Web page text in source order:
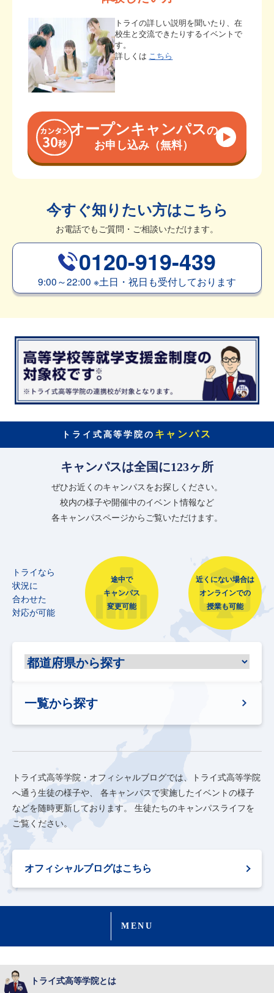
トライの詳しい説明を聞いたり、在
校生と交流できたりするイベントで
す。
詳しくは こちら
オープンキャンパスの
お申し込み（無料）
今すぐ知りたい方はこちら
お電話でもご質問・ご相談いただけます。
0120-919-439
9:00～22:00 ※土日・祝日も受付しております
トライ式高等学院の キャンパス
キャンパスは全国に123ヶ所
ぜひお近くのキャンパスをお探しください。
校内の様子や開催中のイベント情報など
各キャンパスページからご覧いただけます。
トライなら
状況に
合わせた
対応が可能
途中で
キャンパス
変更可能
近くにない場合は
オンラインでの
授業も可能
一覧から探す
トライ式高等学院・オフィシャルブログでは、トライ式高等学院
へ通う生徒の様子や、
各キャンパスで実施したイベントの様子
などを随時更新しております。
生徒たちのキャンパスライフを
ご覧ください。
オフィシャルブログはこちら
MENU
トライ式高等学院とは